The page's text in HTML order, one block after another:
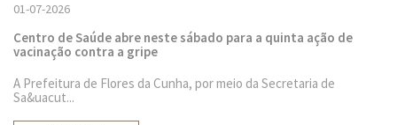
01-07-2026
Centro de Saúde abre neste sábado para a quinta ação de
vacinação contra a gripe
A Prefeitura de Flores da Cunha, por meio da Secretaria de
Sa&uacut...